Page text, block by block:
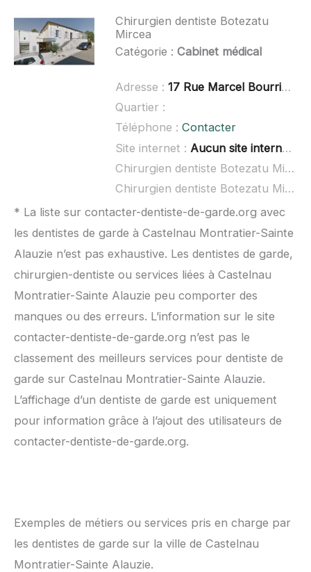
Chirurgien dentiste Botezatu
Mircea
Catégorie : Cabinet médical
Adresse : 17 Rue Marcel Bourrières, 46800 Montcuq
Quartier :
Téléphone : Contacter
Site internet : Aucun site internet connu
Chirurgien dentiste Botezatu Mircea à domicile :
Chirurgien dentiste Botezatu Mircea ouvert dimanche :
* La liste sur contacter-dentiste-de-garde.org avec
les dentistes de garde à Castelnau Montratier-Sainte
Alauzie n’est pas exhaustive. Les dentistes de garde,
chirurgien-dentiste ou services liées à Castelnau
Montratier-Sainte Alauzie peu comporter des
manques ou des erreurs. L’information sur le site
contacter-dentiste-de-garde.org n’est pas le
classement des meilleurs services pour dentiste de
garde sur Castelnau Montratier-Sainte Alauzie.
L’affichage d’un dentiste de garde est uniquement
pour information grâce à l’ajout des utilisateurs de
contacter-dentiste-de-garde.org.
Exemples de métiers ou services pris en charge par
les dentistes de garde sur la ville de Castelnau
Montratier-Sainte Alauzie.